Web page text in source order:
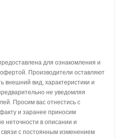
для ознакомления и
Производители оставляют
внешний вид, характеристики и
не уведомляя
Просим вас отнестись с
и заранее приносим
неточности в описании и
с постоянным изменением